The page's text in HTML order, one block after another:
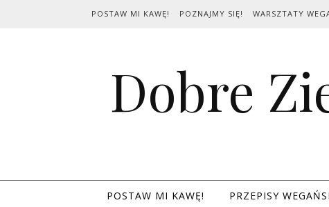
POSTAW MI KAWĘ! POZNAJMY SIĘ! WARSZTATY
Dobre
POSTAW MI KAWĘ! PRZEPISY